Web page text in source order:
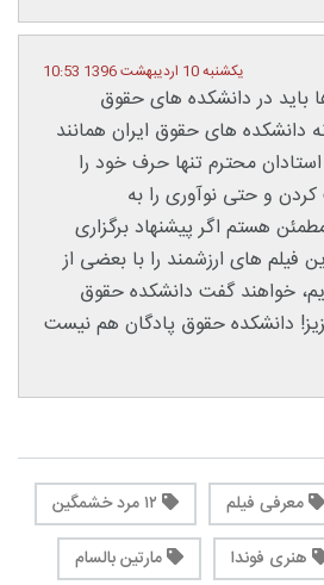
یکشنبه 10 اردیبهشت 1396 10:53
باید در دانشکده های حقوق
دانشکده های حقوق ایران همانند
محترم تنها حرف خود را
و حتی نوآوری را به
هستم اگر پیشنهاد برگزاری
های ارزشمند را با بعضی از
خواهند گفت دانشکده حقوق
دانشکده حقوق پادگان هم نیست
معرفی فیلم
هنری فوندا
مارتین بالسام